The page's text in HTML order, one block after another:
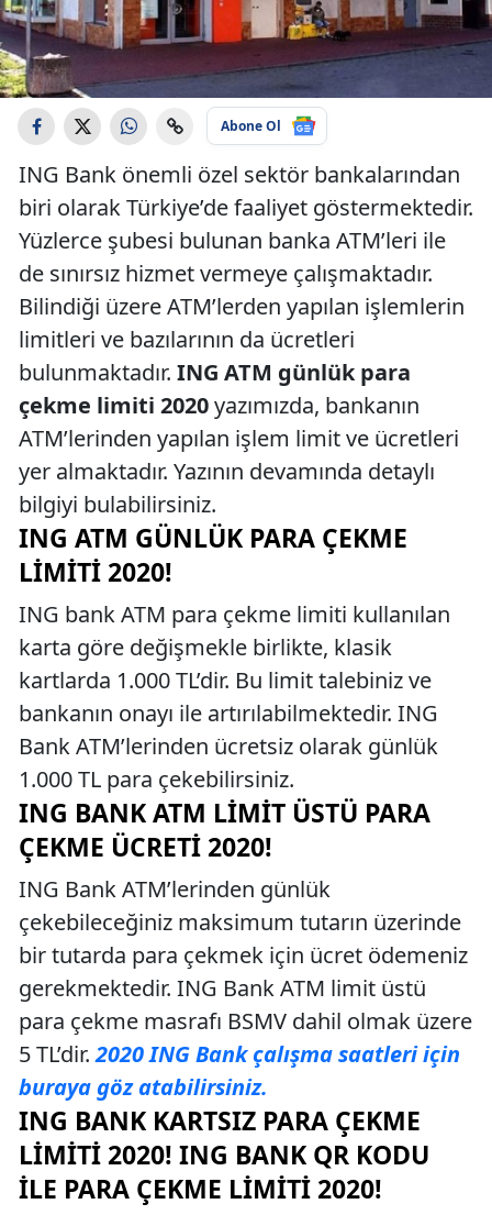
Abone Ol
ING Bank önemli özel sektör bankalarından
biri olarak Türkiye’de faaliyet göstermektedir.
Yüzlerce şubesi bulunan banka ATM’leri ile
de sınırsız hizmet vermeye çalışmaktadır.
Bilindiği üzere ATM’lerden yapılan işlemlerin
limitleri ve bazılarının da ücretleri
bulunmaktadır. ING ATM günlük para
çekme limiti 2020yazımızda, bankanın
ATM’lerinden yapılan işlem limit ve ücretleri
yer almaktadır. Yazının devamında detaylı
bilgiyi bulabilirsiniz.
ING ATM GÜNLÜK PARA ÇEKME
LIMITI 2020!
ING bank ATM para çekme limiti kullanılan
karta göre değişmekle birlikte, klasik
kartlarda 1.000 TL’dir. Bu limit talebiniz ve
bankanın onayı ile artırılabilmektedir. ING
Bank ATM’lerinden ücretsiz olarak günlük
1.000 TL para çekebilirsiniz.
ING BANK ATM LIMIT ÜSTÜ PARA
ÇEKME ÜCRETI 2020!
ING Bank ATM’lerinden günlük
çekebileceğiniz maksimum tutarın üzerinde
bir tutarda para çekmek için ücret ödemeniz
gerekmektedir. ING Bank ATM limit üstü
para çekme masrafı BSMV dahil olmak üzere
5 TL’dir.2020 ING Bank çalışma saatleri için
buraya göz atabilirsiniz.
ING BANK KARTSIZ PARA ÇEKME
LIMITI 2020! ING BANK QR KODU
İLE PARA ÇEKME LIMITI 2020!